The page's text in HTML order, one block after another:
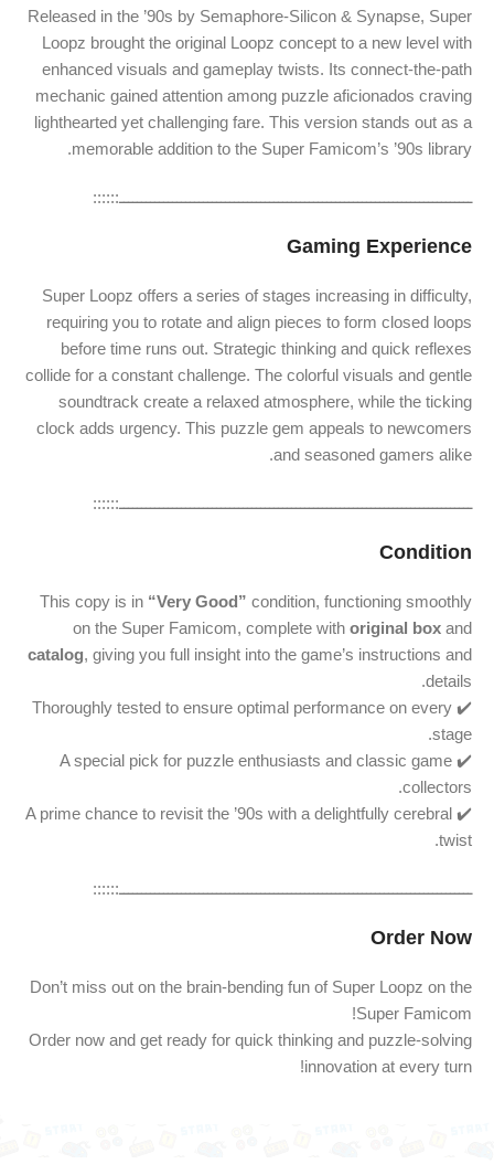
Released in the ’90s by Semaphore-Silicon & Synapse, Super
Loopz brought the original Loopz concept to a new level with
enhanced visuals and gameplay twists. Its connect-the-path
mechanic gained attention among puzzle aficionados craving
lighthearted yet challenging fare. This version stands out as a
memorable addition to the Super Famicom’s ’90s library.
ــــــــــــــــــــــــــــــــــــــــــــــــــــــــــــــــــــــــــــــــ::::::
Gaming Experience
Super Loopz offers a series of stages increasing in difficulty,
requiring you to rotate and align pieces to form closed loops
before time runs out. Strategic thinking and quick reflexes
collide for a constant challenge. The colorful visuals and gentle
soundtrack create a relaxed atmosphere, while the ticking
clock adds urgency. This puzzle gem appeals to newcomers
and seasoned gamers alike.
ــــــــــــــــــــــــــــــــــــــــــــــــــــــــــــــــــــــــــــــــ::::::
Condition
This copy is in “Very Good” condition, functioning smoothly
on the Super Famicom, complete with original box and
catalog, giving you full insight into the game’s instructions and
details.
✔️ Thoroughly tested to ensure optimal performance on every
stage.
✔️ A special pick for puzzle enthusiasts and classic game
collectors.
✔️ A prime chance to revisit the ’90s with a delightfully cerebral
twist.
ــــــــــــــــــــــــــــــــــــــــــــــــــــــــــــــــــــــــــــــــ::::::
Order Now
Don’t miss out on the brain-bending fun of Super Loopz on the
Super Famicom!
Order now and get ready for quick thinking and puzzle-solving
innovation at every turn!